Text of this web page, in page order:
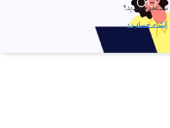
مستخدم جديد؟
إنشاء حساب ›